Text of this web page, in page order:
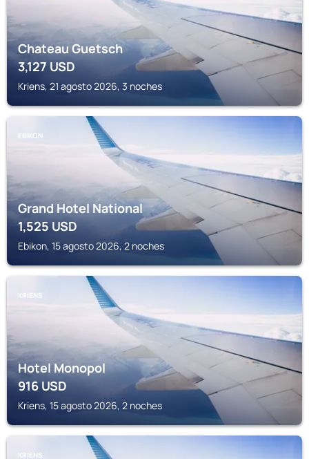
Chateau Guetsch
3,127USD
Kriens, 21 agosto 2026, 3 noches
EBIKON
Grand Hotel National
1,525USD
Ebikon, 15 agosto 2026, 2 noches
KRIENS
Hotel Monopol
916USD
Kriens, 15 agosto 2026, 2 noches
KRIENS